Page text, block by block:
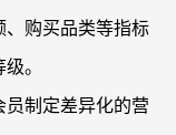
、购买品类等指标
。
制定差异化的营